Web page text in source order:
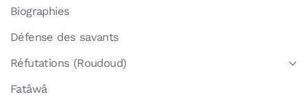
Biographies
Défense des savants
Réfutations (Roudoud)
Fatâwâ